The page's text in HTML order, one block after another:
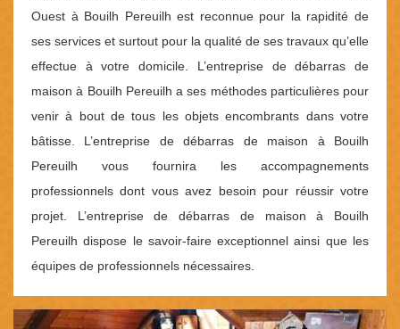
Ouest à Bouilh Pereuilh est reconnue pour la rapidité de
ses services et surtout pour la qualité de ses travaux qu’elle
effectue à votre domicile. L’entreprise de débarras de
maison à Bouilh Pereuilh a ses méthodes particulières pour
venir à bout de tous les objets encombrants dans votre
bâtisse. L’entreprise de débarras de maison à Bouilh
Pereuilh vous fournira les accompagnements
professionnels dont vous avez besoin pour réussir votre
projet. L’entreprise de débarras de maison à Bouilh
Pereuilh dispose le savoir-faire exceptionnel ainsi que les
équipes de professionnels nécessaires.